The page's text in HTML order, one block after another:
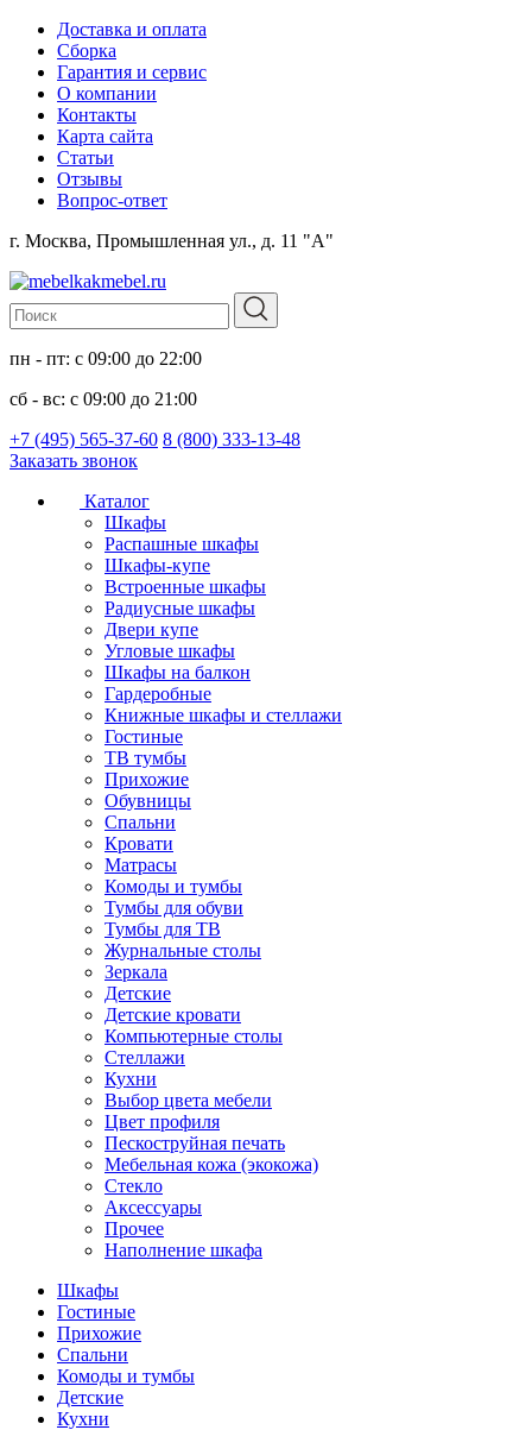
Доставка и оплата
Сборка
Гарантия и сервис
О компании
Контакты
Карта сайта
Статьи
Отзывы
Вопрос-ответ
г. Москва, Промышленная ул., д. 11 "А"
пн - пт: с 09:00 до 22:00
сб - вс: с 09:00 до 21:00
+7 (495) 565-37-60 8 (800) 333-13-48
Заказать звонок
Каталог
Шкафы
Распашные шкафы
Шкафы-купе
Встроенные шкафы
Радиусные шкафы
Двери купе
Угловые шкафы
Шкафы на балкон
Гардеробные
Книжные шкафы и стеллажи
Гостиные
ТВ тумбы
Прихожие
Обувницы
Спальни
Кровати
Матрасы
Комоды и тумбы
Тумбы для обуви
Тумбы для ТВ
Журнальные столы
Зеркала
Детские
Детские кровати
Компьютерные столы
Стеллажи
Кухни
Выбор цвета мебели
Цвет профиля
Пескоструйная печать
Мебельная кожа (экокожа)
Стекло
Аксессуары
Прочее
Наполнение шкафа
Шкафы
Гостиные
Прихожие
Спальни
Комоды и тумбы
Детские
Кухни